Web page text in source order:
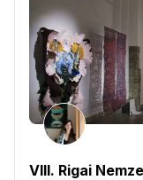
VIII. Rigai